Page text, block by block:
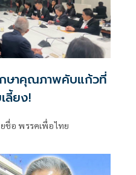
ษาคุณภาพคับแก้วที่
ลี้ยง!
ชื่อ พรรคเพื่อไทย